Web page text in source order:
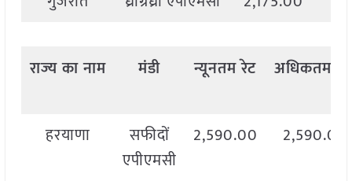
राज्यकानाम मंडी न्यूनतमरेट अधिकतम
हरयाणा
सफीदों
एपीएमसी
2,590.00 2,590.00